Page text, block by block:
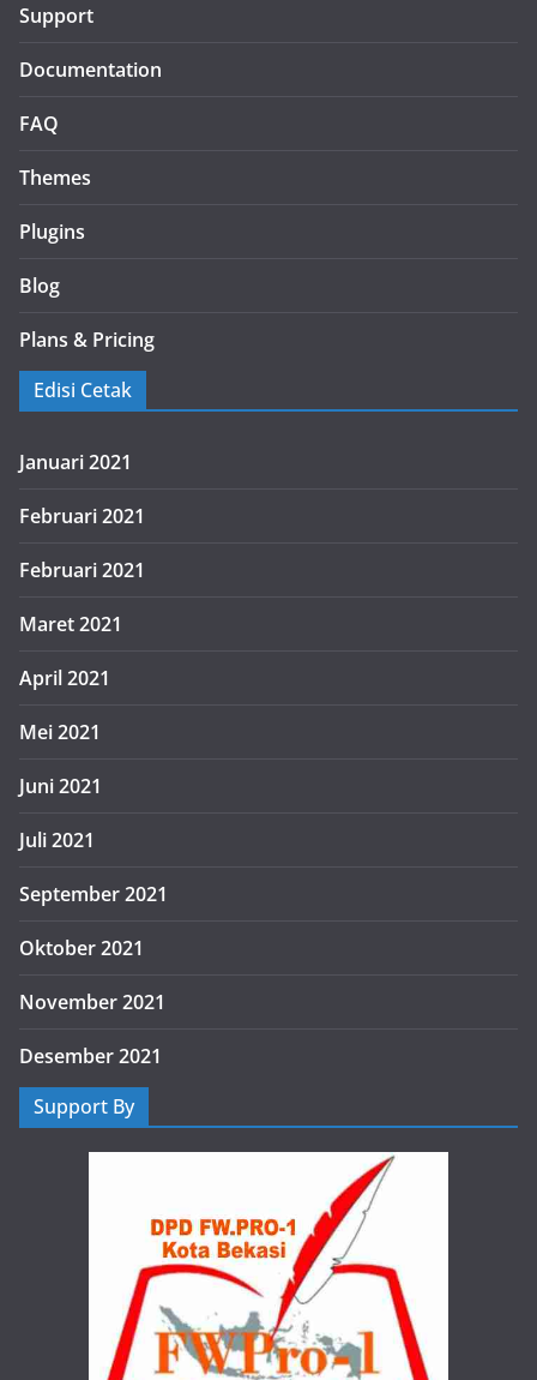
Support
Documentation
FAQ
Themes
Plugins
Blog
Plans & Pricing
Edisi Cetak
Januari 2021
Februari 2021
Februari 2021
Maret 2021
April 2021
Mei 2021
Juni 2021
Juli 2021
September 2021
Oktober 2021
November 2021
Desember 2021
Support By